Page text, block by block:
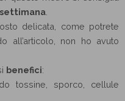
delicata, come potrete
all’articolo, non ho avuto
benefici:
tossine, sporco, cellule